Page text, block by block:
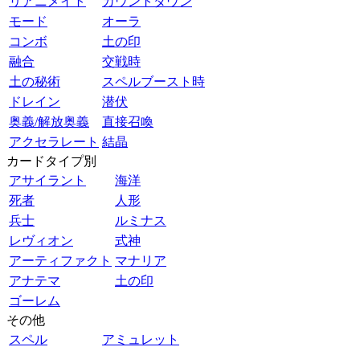
モード
オーラ
コンボ
土の印
融合
交戦時
土の秘術
スペルブースト時
ドレイン
潜伏
奥義/解放奥義
直接召喚
アクセラレート 結晶
カードタイプ別
アサイラント
海洋
死者
人形
兵士
ルミナス
レヴィオン
式神
アーティファクト マナリア
アナテマ
土の印
ゴーレム
その他
スペル
アミュレット